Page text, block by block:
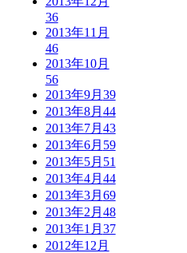
36
2013年11月
46
2013年10月
56
2013年9月 39
2013年8月 44
2013年7月 43
2013年6月 59
2013年5月 51
2013年4月 44
2013年3月 69
2013年2月 48
2013年1月 37
2012年12月